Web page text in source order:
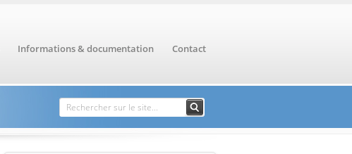
Informations & documentation Contact
Formulaire de
recherche
Rechercher